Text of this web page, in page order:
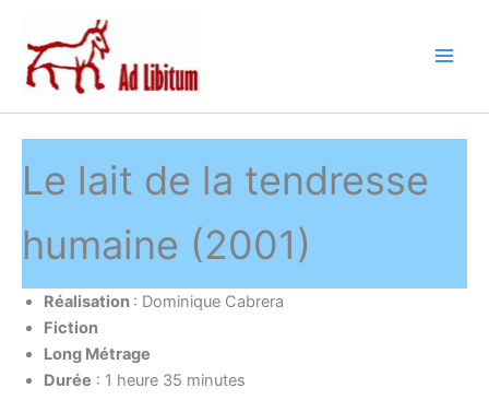
contenu
Le lait de la tendresse
humaine (2001)
Réalisation : Dominique Cabrera
Fiction
Long Métrage
Durée : 1 heure 35 minutes